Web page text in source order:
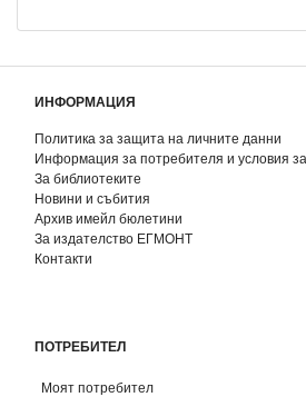
ИНФОРМАЦИЯ
Политика за защита на личните данни
Информация за потребителя и условия
За библиотеките
Новини и събития
Архив имейл бюлетини
За издателство ЕГМОНТ
Контакти
ПОТРЕБИТЕЛ
Моят потребител